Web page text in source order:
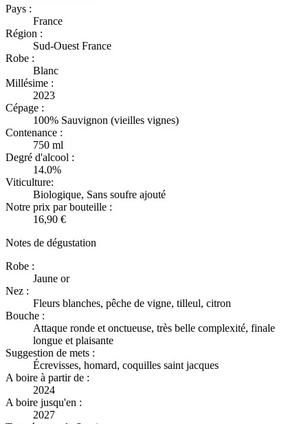
Pays :
France
Région :
Sud-Ouest France
Robe :
Blanc
Millésime :
2023
Cépage :
100% Sauvignon (vieilles vignes)
Contenance :
750 ml
Degré d'alcool :
14.0%
Viticulture:
Biologique, Sans soufre ajouté
Notre prix par bouteille :
16,90 €
Notes de dégustation
Robe :
Jaune or
Nez :
Fleurs blanches, pêche de vigne, tilleul, citron
Bouche :
Attaque ronde et onctueuse, très belle complexité, finale
longue et plaisante
Suggestion de mets :
Écrevisses, homard, coquilles saint jacques
A boire à partir de :
2024
A boire jusqu'en :
2027